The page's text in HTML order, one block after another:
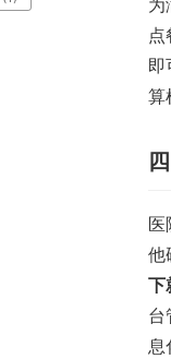
为
即
算
医
他
下
台
息